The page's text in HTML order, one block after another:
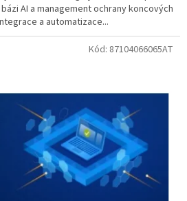
AI a management ochrany koncových
a automatizace...
Kód: 87104066065AT